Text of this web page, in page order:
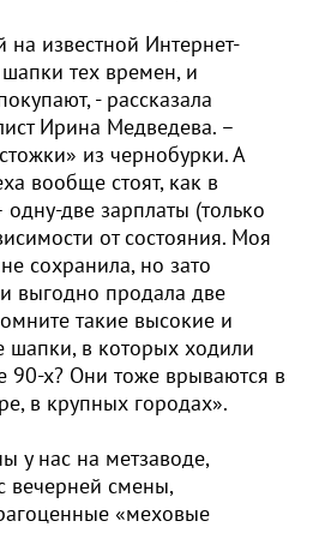
известной Интернет-
тех времен, и
- рассказала
Ирина Медведева. –
из чернобурки. А
вообще стоят, как в
две зарплаты (только
от состояния. Моя
сохранила, но зато
выгодно продала две
такие высокие и
шапки, в которых ходили
90-х? Они тоже врываются в
в крупных городах».
у нас на метзаводе,
вечерней смены,
«меховые